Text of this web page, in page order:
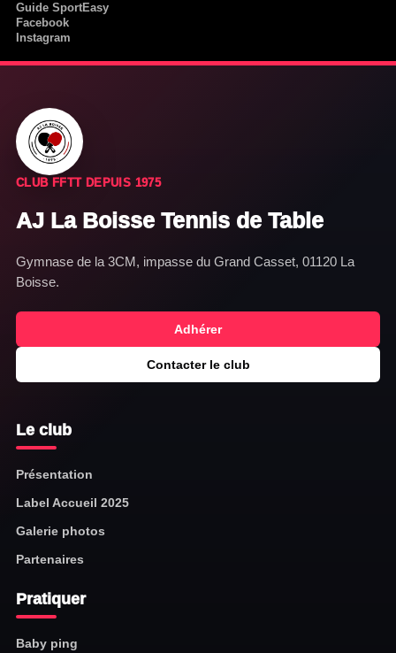
Guide SportEasy
Facebook
Instagram
CLUB FFTT DEPUIS 1975
AJ La Boisse Tennis de Table
Gymnase de la 3CM, impasse du Grand Casset, 01120 La
Boisse.
Adhérer
Contacter le club
Le club
Présentation
Label Accueil 2025
Galerie photos
Partenaires
Pratiquer
Baby ping